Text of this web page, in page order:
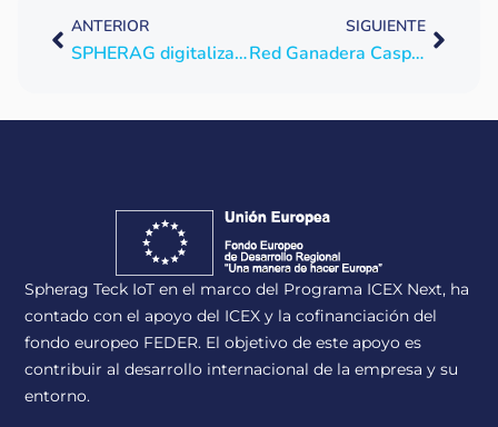
ANTERIOR
SPHERAG digitalizará el Canal de Aragón y Cataluña
SIGUIENTE
Red Ganadera Caspe da el salto digital en la gestión del agua con SPHERAG
Spherag Teck IoT en el marco del Programa ICEX Next, ha
contado con el apoyo del ICEX y la cofinanciación del
fondo europeo FEDER. El objetivo de este apoyo es
contribuir al desarrollo internacional de la empresa y su
entorno.